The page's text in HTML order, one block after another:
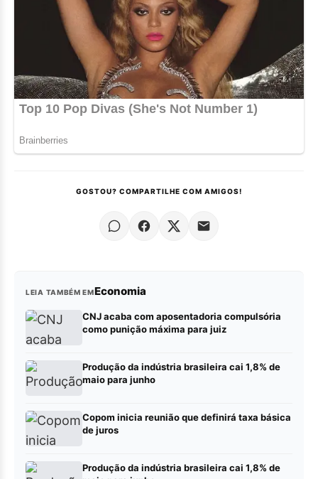
GOSTOU? COMPARTILHE COM AMIGOS!
LEIA TAMBÉM EMEconomia
CNJ acaba com aposentadoria compulsória
como punição máxima para juiz
Produção da indústria brasileira cai 1,8% de
maio para junho
Copom inicia reunião que definirá taxa básica
de juros
Produção da indústria brasileira cai 1,8% de